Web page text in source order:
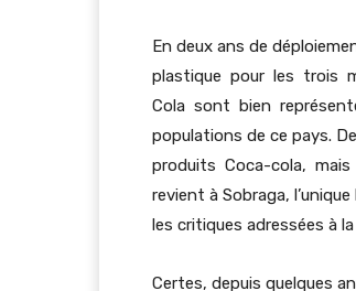
En deux ans de
plastique pour les trois
Cola sont bien
populations de ce pays.
produits Coca-cola,
revient à Sobraga,
les critiques adressées à
Certes, depuis quelques